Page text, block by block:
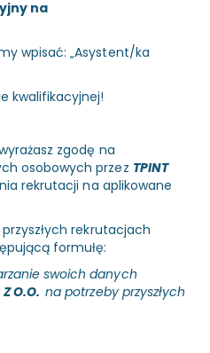
na
wpisać: „Asystent/ka
kwalifikacyjnej!
zgodę na
osobowych przez TPINT
rekrutacji na aplikowane
rekrutacjach
formułę:
swoich danych
Z O.O.na potrzeby przyszłych